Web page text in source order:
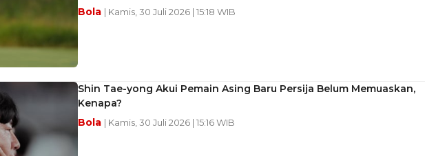
Bola | Kamis, 30 Juli 2026 | 15:18 WIB
Shin Tae-yong Akui Pemain Asing Baru Persija Belum Memuaskan,
Kenapa?
Bola | Kamis, 30 Juli 2026 | 15:16 WIB